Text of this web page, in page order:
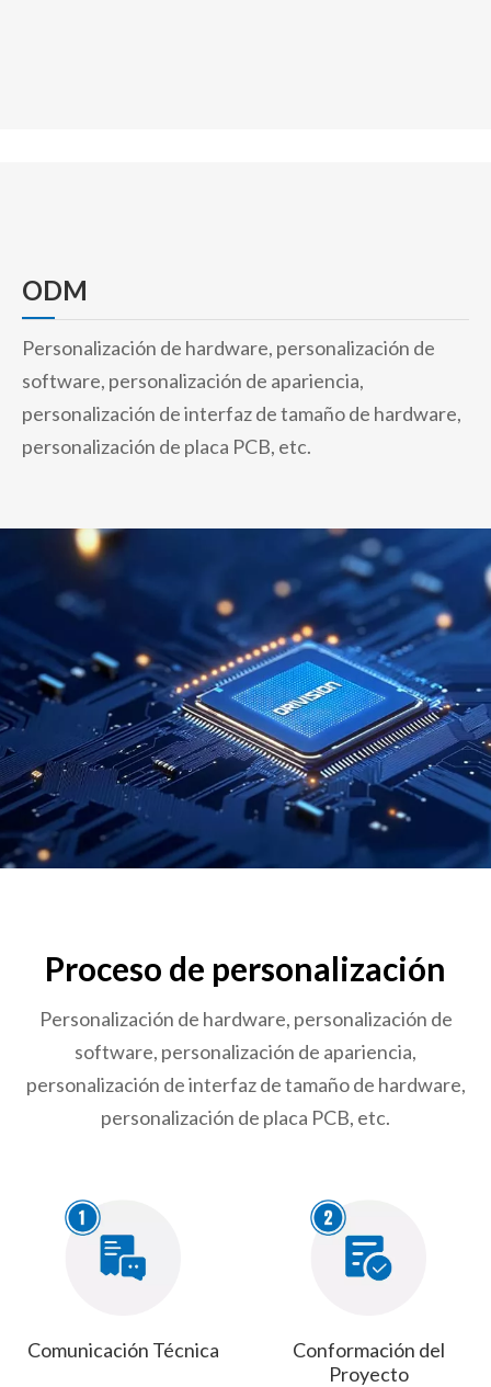
ODM
Personalización de hardware, personalización de
software, personalización de apariencia,
personalización de interfaz de tamaño de hardware,
personalización de placa PCB, etc.
Proceso de personalización
Personalización de hardware, personalización de
software, personalización de apariencia,
personalización de interfaz de tamaño de hardware,
personalización de placa PCB, etc.
Comunicación Técnica
Conformación del
Proyecto